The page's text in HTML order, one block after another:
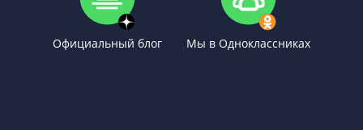
Официальный блог Мы в Одноклассниках